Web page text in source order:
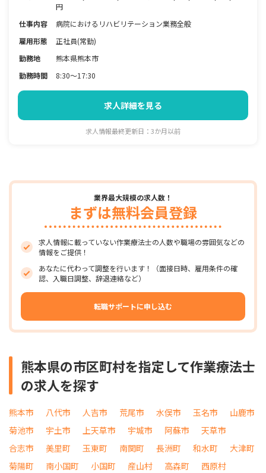
円
仕事内容
病院におけるリハビリテーション業務全般
雇用形態
正社員(常勤)
勤務地
熊本県熊本市
勤務時間
8:30～17:30
求人詳細を見る
求人情報最終更新日：3か月以前
業界最大規模の求人数！
まずは無料会員登録
求人情報に載っていない作業療法士の人数や職場の雰囲気などの
情報をご提供！
あなたに代わって調整を行います！（面接日時、雇用条件の確
認、入職日調整、辞退連絡など）
転職サポートに申し込む
熊本県の市区町村を指定して作業療法士
の求人を探す
熊本市 八代市 人吉市 荒尾市 水俣市 玉名市
山鹿市
菊池市
宇土市 上天草市 宇城市 阿蘇市
天草市
合志市
美里町 玉東町 南関町 長洲町 和水町
大津町
菊陽町
南小国町 小国町 産山村 高森町
西原村